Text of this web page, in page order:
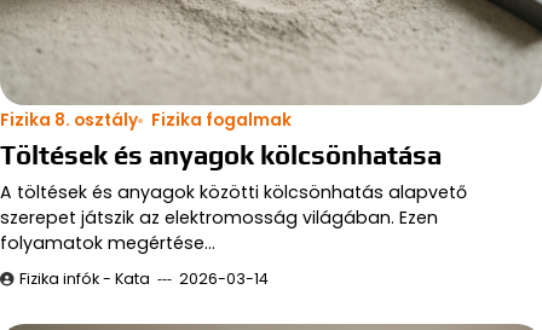
Fizika 8. osztály Fizika fogalmak
Töltések és anyagok kölcsönhatása
A töltések és anyagok közötti kölcsönhatás alapvető
szerepet játszik az elektromosság világában. Ezen
folyamatok megértése…
Fizika infók - Kata 2026-03-14